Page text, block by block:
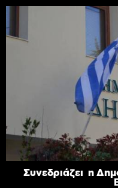
Συνεδριάζει η